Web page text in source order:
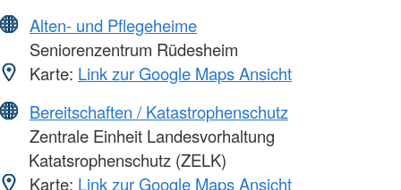
Alten- und Pflegeheime
Seniorenzentrum Rüdesheim
Karte: Link zur Google Maps Ansicht
Bereitschaften / Katastrophenschutz
Zentrale Einheit Landesvorhaltung
Katatsrophenschutz (ZELK)
Karte: Link zur Google Maps Ansicht